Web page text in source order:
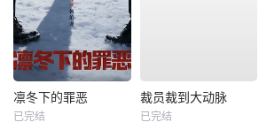
凛冬下的罪恶
已完结
裁员裁到大动脉
已完结